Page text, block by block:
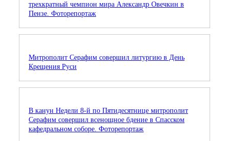
трехкратный чемпион мира Александр Овечкин в
Пензе. Фоторепортаж
Митрополит Серафим совершил литургию в День
Крещения Руси
В канун Недели 8-й по Пятидесятнице митрополит
Серафим совершил всенощное бдение в Спасском
кафедральном соборе. Фоторепортаж